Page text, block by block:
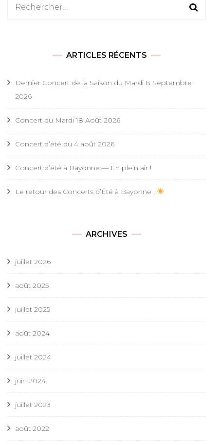
Rechercher :
ARTICLES RÉCENTS
Dernier Concert de la Saison du Mardi 8 Septembre
2026
Concert du Mardi 18 Août 2026
Concert d’été du 4 août 2026
Concert d’été à Bayonne — En plein air !
Le retour des Concerts d’Été à Bayonne !
ARCHIVES
juillet 2026
août 2025
juillet 2025
août 2024
juillet 2024
juin 2024
juillet 2023
août 2022